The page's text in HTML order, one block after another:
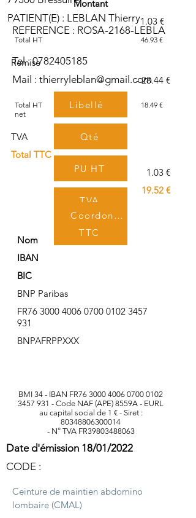
PATIENT(E) : LEBLAN Thierry
REFERENCE : ROSA-2168-LEBLA
Tel :0782405185
Mail : thierryleblan@gmail.com
Libellé
Qté
PU HT
TVA
TTC
Montant
1.03 €
Total HT 46.93 €
Remise
- 28.44 €
Total HT
net
18.49 €
TVA
Total TTC
1.03 €
19.52 €
Coordonnées bancaires
Nom
IBAN
BIC
BNP Paribas
FR76 3000 4006 0700 0102 3457
931
BNPAFRPPXXX
BMI 34 - IBAN FR76 3000 4006 0700 0102
3457 931 - Code NAF (APE) 8559A - EURL
au capital social de 1 € - Siret :
80348806300014
- N° TVA FR39803488063
Date d'émission 18/01/2022
CODE :
Ceinture de maintien abdomino
lombaire (CMAL)